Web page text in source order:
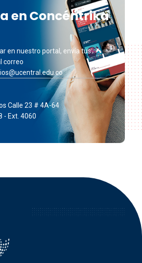
en Concéntrika
en nuestro portal, envía tus
correo
Calle 23 # 4A-64
- Ext. 4060